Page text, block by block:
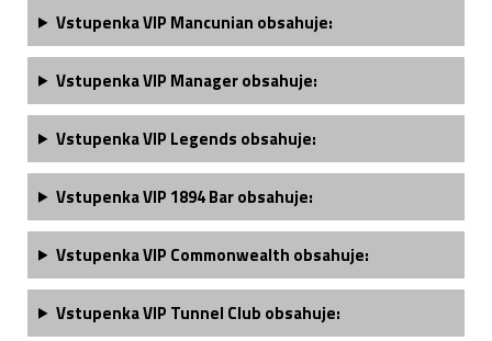
Vstupenka VIP Mancunian obsahuje:
VstupenkaVIP Managerobsahuje:
VstupenkaVIP Legends obsahuje:
VstupenkaVIP 1894 Barobsahuje:
VstupenkaVIP Commonwealth obsahuje:
VstupenkaVIP Tunnel Club obsahuje: